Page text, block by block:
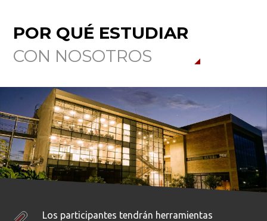
POR QUÉ ESTUDIAR
CON NOSOTROS
Los participantes tendrán herramientas